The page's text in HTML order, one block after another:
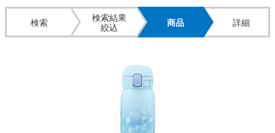
検索
検索結果
絞込
商品 詳細